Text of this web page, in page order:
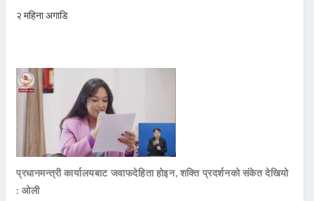
२ महिना अगाडि
प्रधानमन्त्री कार्यालयबाट जवाफदेहिता होइन, शक्ति प्रदर्शनको संकेत देखियो
: ओली